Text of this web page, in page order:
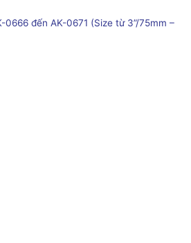
0666 đến AK-0671 (Size từ 3”/75mm –